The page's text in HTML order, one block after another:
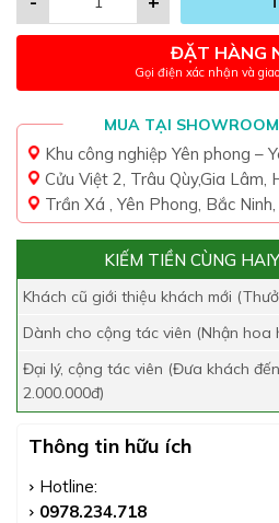
ĐẶT HÀNG
Gọi điện xác nhận và
MUA TẠI
Khu công nghiệp Yên phong –
Cửu Việt 2, Trâu Qùy,Gia Lâm,
Trần Xá , Yên Phong, Bắc
KIẾM TIỀN CÙNG
Khách cũ giới thiệu khách mới
Dành cho cộng tác viên (Nhận hoa
Đại lý, cộng tác viên (Đưa khách
2.000.000đ)
Thông tin hữu ích
Hotline:
0978.234.718